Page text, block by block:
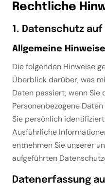
Rechtliche
1. Datenschutz
Allgemeine Hinweise
Die folgenden Hinweise
Überblick darüber, was
Daten passiert, wenn Sie
Personenbezogene
Sie persönlich
Ausführliche
entnehmen Sie unserer
aufgeführten
Datenerfassung